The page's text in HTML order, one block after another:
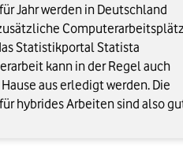
Jahr werden in Deutschland
Statistikportal Statista
kann in der Regel auch
aus erledigt werden. Die
hybrides Arbeiten sind also